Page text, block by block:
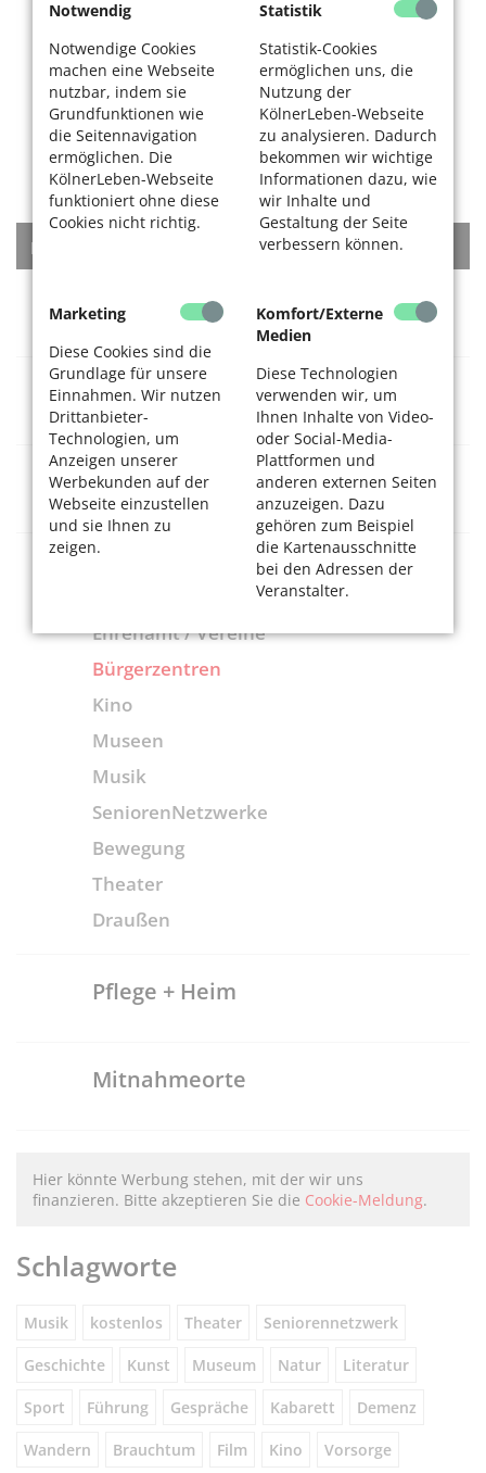
Notwendig
Notwendige Cookies
machen eine Webseite
nutzbar, indem sie
Grundfunktionen wie
die Seitennavigation
ermöglichen. Die
KölnerLeben-Webseite
funktioniert ohne diese
Cookies nicht richtig.
Statistik
Statistik-Cookies
ermöglichen uns, die
Nutzung der
KölnerLeben-Webseite
zu analysieren. Dadurch
bekommen wir wichtige
Informationen dazu, wie
wir Inhalte und
Gestaltung der Seite
verbessern können.
Marketing
Diese Cookies sind die
Grundlage für unsere
Einnahmen. Wir nutzen
Drittanbieter-
Technologien, um
Anzeigen unserer
Werbekunden auf der
Webseite einzustellen
und sie Ihnen zu
zeigen.
Komfort/Externe
Medien
Diese Technologien
verwenden wir, um
Ihnen Inhalte von Video-
oder Social-Media-
Plattformen und
anderen externen Seiten
anzuzeigen. Dazu
gehören zum Beispiel
die Kartenausschnitte
bei den Adressen der
Veranstalter.
KATEGORIEN
Rat + Tat
Gesundheitsversorgung
Dienstleistungen + Waren
Freizeit + Bildung
Ehrenamt / Vereine
Bürgerzentren
Kino
Museen
Musik
SeniorenNetzwerke
Bewegung
Theater
Draußen
Pflege + Heim
Mitnahmeorte
Hier könnte Werbung stehen, mit der wir uns
finanzieren. Bitte akzeptieren Sie die Cookie-Meldung.
Schlagworte
Musik kostenlos Theater Seniorennetzwerk
Geschichte Kunst Museum Natur Literatur
Sport Führung Gespräche Kabarett Demenz
Wandern Brauchtum Film Kino Vorsorge